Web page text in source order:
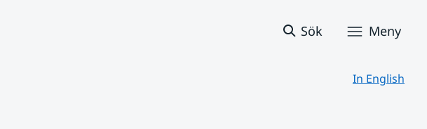
Sök Meny
In English